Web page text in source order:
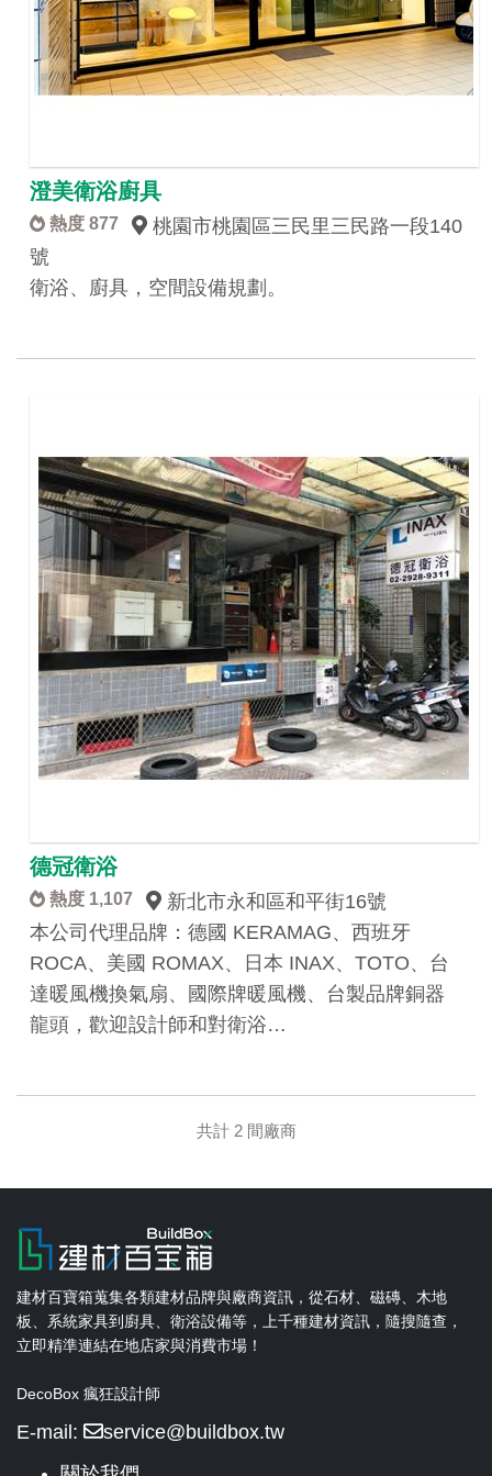
澄美衛浴廚具
熱度 877
桃園市桃園區三民里三民路一段140
號
衛浴、廚具，空間設備規劃。
德冠衛浴
熱度 1,107
新北市永和區和平街16號
本公司代理品牌：德國 KERAMAG、西班牙
ROCA、美國 ROMAX、日本 INAX、TOTO、台
達暖風機換氣扇、國際牌暖風機、台製品牌銅器
龍頭，歡迎設計師和對衛浴…
共計 2 間廠商
建材百寶箱蒐集各類建材品牌與廠商資訊，從石材、磁磚、木地
板、系統家具到廚具、衛浴設備等，上千種建材資訊，隨搜隨查，
立即精準連結在地店家與消費市場！
DecoBox 瘋狂設計師
E-mail:
service@buildbox.tw